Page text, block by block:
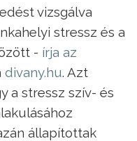
vizsgálva
stressz és a
- írja az
divany.hu. Azt
a stressz szív- és
állapítottak